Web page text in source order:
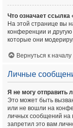
Что означает
На этой странице вы
конференции и
которые они
Вернуться к началу
Личные
Я не могу отправить
Это может быть
или не вошли на
личных сообщений на
запретил это вам